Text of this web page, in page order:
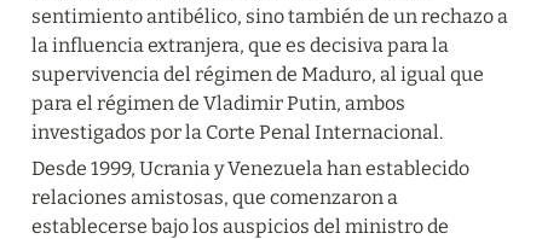
sentimiento antibélico, sino también de un rechazo a
la influencia extranjera, que es decisiva para la
supervivencia del régimen de Maduro, al igual que
para el régimen de Vladimir Putin, ambos
investigados por la Corte Penal Internacional.
Desde 1999, Ucrania y Venezuela han establecido
relaciones amistosas, que comenzaron a
establecerse bajo los auspicios del ministro de